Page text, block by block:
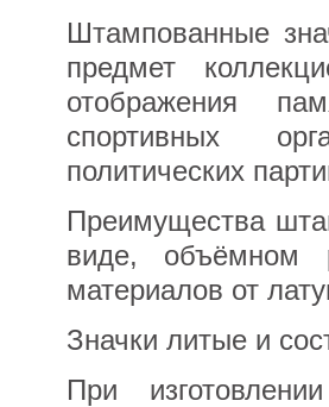
Штампованные
предмет
отображения
спортивных
политических
Преимущества
виде, объёмном
материалов от
Значки литые и
При